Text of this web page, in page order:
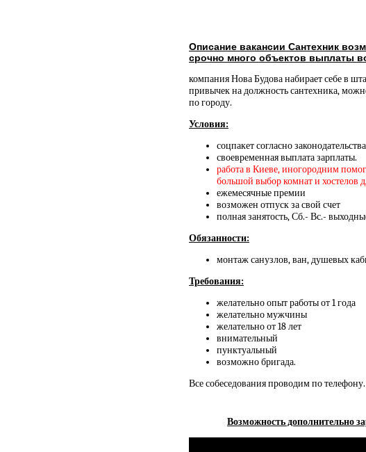
Описание вакансии Сантехник
срочно много объектов выплаты
компания Нова Будова набирает себе в
привычек на должность сантехника,
по городу.
Условия:
соцпакет согласно законодательства
своевременная выплата зарплаты.
работа в Киеве, иногородним
большой выбор комнат и хостелов
ежемесячные премии
возможен отпуск за свой счет
полная занятость, Сб.- Вс.-
Обязанности:
монтаж санузлов, ван, душевых
Требования:
желательно опыт работы от 1 года
желательно мужчины
желательно от 18 лет
внимательный
пунктуальный
возможно бригада.
Все собеседования проводим по
Возможность дополнительно